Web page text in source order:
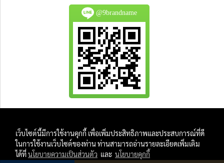
@9brandname
And
All Photo in this website were taken by
เว็บไซต์นี้มีการใช้งานคุกกี้ เพื่อเพิ่มประสิทธิภาพและประสบการณ์ที่ดี
ในการใช้งานเว็บไซต์ของท่าน ท่านสามารถอ่านรายละเอียดเพิ่มเติม
ได้ที่นโยบายความเป็นส่วนตัว และ นโยบายคุกกี้